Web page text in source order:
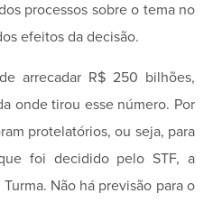
processos sobre o tema no
efeitos da decisão.
arrecadar R$ 250 bilhões,
onde tirou esse número. Por
protelatórios, ou seja, para
foi decidido pelo STF, a
Não há previsão para o